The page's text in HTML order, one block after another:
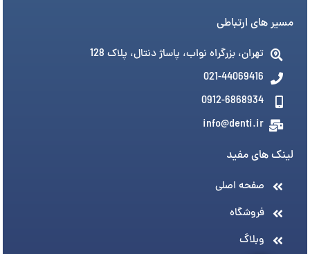
مسیر های ارتباطی
تهران، بزرگراه نواب، پاساژ دنتال، پلاک 128
021-44069416
0912-6868934
info@denti.ir
لینک های مفید
صفحه اصلی
فروشگاه
وبلاگ